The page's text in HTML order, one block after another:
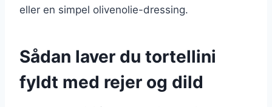
eller en simpel olivenolie-dressing.
Sådan laver du tortellini
fyldt med rejer og dild